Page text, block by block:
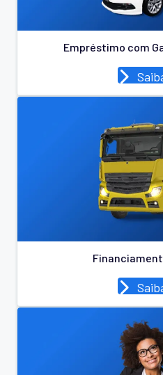
Empréstimo com